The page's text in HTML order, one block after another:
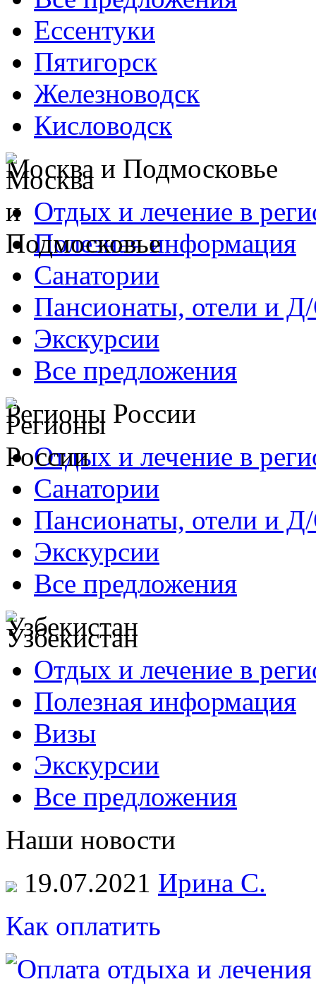
Ессентуки
Пятигорск
Железноводск
Кисловодск
Москва и Подмосковье
Отдых и лечение в
Полезная информация
Санатории
Пансионаты, отели и
Экскурсии
Все предложения
Регионы России
Отдых и лечение в
Санатории
Пансионаты, отели и
Экскурсии
Все предложения
Узбекистан
Отдых и лечение в
Полезная информация
Визы
Экскурсии
Все предложения
Наши новости
19.07.2021 Ирина С.
Как оплатить